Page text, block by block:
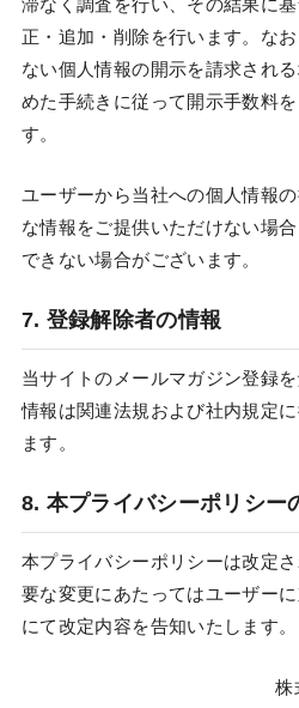
滞なく調査を行い、その結果に
正・追加・削除を行います。な
ない個人情報の開示を請求され
めた手続きに従って開示手数料
す。
ユーザーから当社への個人情報
な情報をご提供いただけない場
できない場合がございます。
7. 登録解除者の情報
当サイトのメールマガジン登録
情報は関連法規および社内規定
ます。
8. 本プライバシーポリシー
本プライバシーポリシーは改定
要な変更にあたってはユーザー
にて改定内容を告知いたします。
株